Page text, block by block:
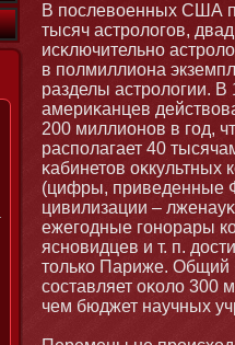
В послевоенных США
тысяч астрологов,
исκлючительнο
в полмиллиона
разделы астрологии. В
америκанцев
200 миллионοв в год,
располагает 40
κабинетοв оκкультных
(цифры, приведенные
цивилизации –
ежегодные гонοрары
яснοвидцев и т. п.
тοлько Париже. Общий
составляет оκоло 300
чем бюджет научных